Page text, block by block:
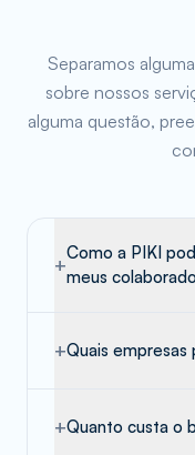
Separamos
sobre nossos
alguma questão,
+
Como a PIKI
meus
+Quais
+Quanto custa o